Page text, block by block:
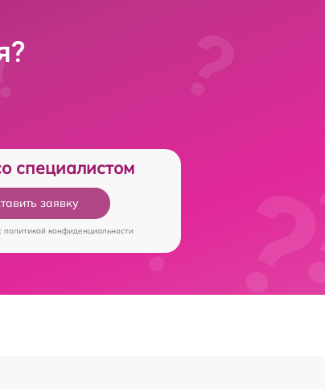
специалистом
заявку
политикой конфиденциальности